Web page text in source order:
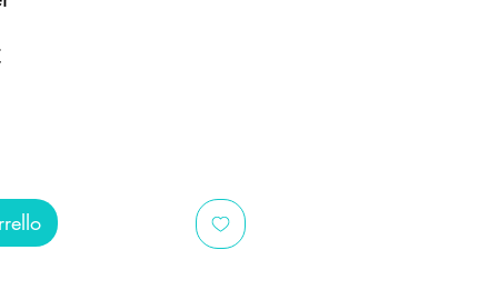
Prezzo